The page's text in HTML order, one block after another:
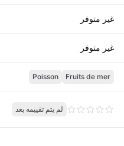
غير متوفر
غير متوفر
Fruits de mer
Poisson
لم يتم تقييمه بعد